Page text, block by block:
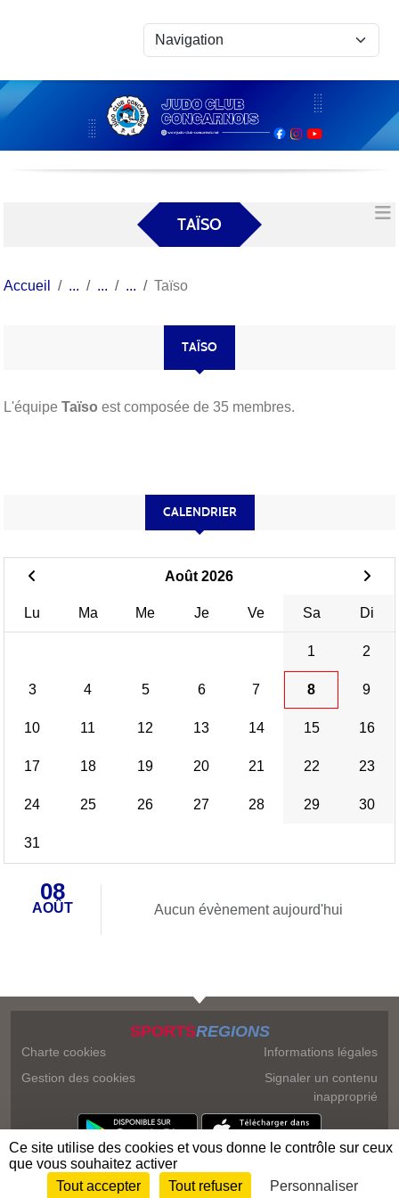
TAÏSO
Accueil Taïso
TAÏSO
L'équipe Taïso est composée de 35 membres.
CALENDRIER
Août 2026
Lu Ma Me Je Ve Sa Di
1 2
3 4 5 6 7 8 9
10 11 12 13 14 15 16
17 18 19 20 21 22 23
24 25 26 27 28 29 30
31
08
AOÛT Aucun évènement aujourd'hui
SPORTSREGIONS
Charte cookies
Gestion des cookies
Informations légales
Signaler un contenu
inapproprié
Envie de participer ? Connexion
Ce site utilise des cookies et vous donne le contrôle sur ceux
que vous souhaitez activer
Tout accepter
Tout refuser Personnaliser